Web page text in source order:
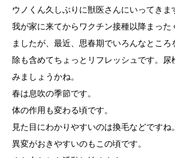
ウノくん久しぶりに獣医さんにいってきま
我が家に来てからワクチン接種以降まった
ましたが、最近、思春期でいろんなとこ
除も含めてちょっとリフレッシュです。尿
みましょうかね。
春は息吹の季節です。
体の作用も変わる頃です。
見た目にわかりやすいのは換毛などですね。
異変がおきやすいのもこの頃です。